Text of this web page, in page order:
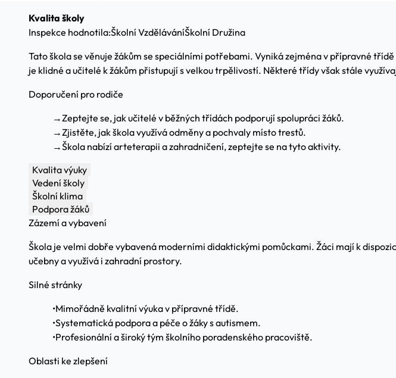
Kvalita školy
Inspekce hodnotila:Školní VzděláváníŠkolní Družina
Tato škola se věnuje žákům se speciálními potřebami. Vyniká zejména v přípravné
je klidné a učitelé k žákům přistupují s velkou trpělivostí. Některé třídy však stále
Doporučení pro rodiče
→Zeptejte se, jak učitelé v běžných třídách podporují spolupráci žáků.
→Zjistěte, jak škola využívá odměny a pochvaly místo trestů.
→Škola nabízí arteterapii a zahradničení, zeptejte se na tyto aktivity.
Kvalita výuky
Vedení školy
Školní klima
Podpora žáků
Zázemí a vybavení
Škola je velmi dobře vybavená moderními didaktickými pomůckami. Žáci mají k
učebny a využívá i zahradní prostory.
Silné stránky
•Mimořádně kvalitní výuka v přípravné třídě.
•Systematická podpora a péče o žáky s autismem.
•Profesionální a široký tým školního poradenského pracoviště.
Oblasti ke zlepšení